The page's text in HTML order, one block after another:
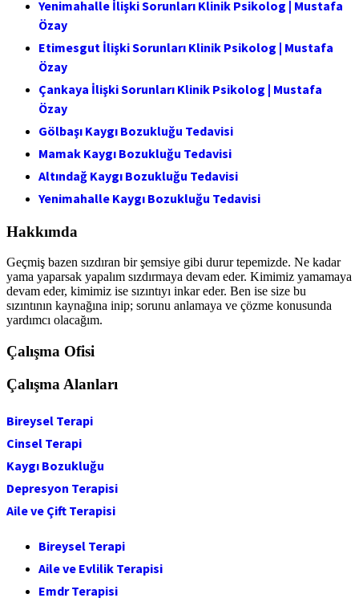
Yenimahalle İlişki Sorunları Klinik Psikolog | Mustafa
Özay
Etimesgut İlişki Sorunları Klinik Psikolog | Mustafa
Özay
Çankaya İlişki Sorunları Klinik Psikolog | Mustafa
Özay
Gölbaşı Kaygı Bozukluğu Tedavisi
Mamak Kaygı Bozukluğu Tedavisi
Altındağ Kaygı Bozukluğu Tedavisi
Yenimahalle Kaygı Bozukluğu Tedavisi
Hakkımda
Geçmiş bazen sızdıran bir şemsiye gibi durur tepemizde. Ne kadar
yama yaparsak yapalım sızdırmaya devam eder. Kimimiz yamamaya
devam eder, kimimiz ise sızıntıyı inkar eder. Ben ise size bu
sızıntının kaynağına inip; sorunu anlamaya ve çözme konusunda
yardımcı olacağım.
Çalışma Ofisi
Çalışma Alanları
Bireysel Terapi
Cinsel Terapi
Kaygı Bozukluğu
Depresyon Terapisi
Aile ve Çift Terapisi
Bireysel Terapi
Aile ve Evlilik Terapisi
Emdr Terapisi